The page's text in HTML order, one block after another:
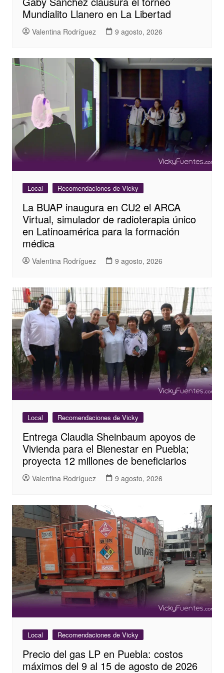
Mundialito Llanero en La Libertad
Valentina Rodríguez 9 agosto, 2026
Local Recomendaciones de Vicky
La BUAP inaugura en CU2 el ARCA
Virtual, simulador de radioterapia único
en Latinoamérica para la formación
médica
Valentina Rodríguez 9 agosto, 2026
Local Recomendaciones de Vicky
Entrega Claudia Sheinbaum apoyos de
Vivienda para el Bienestar en Puebla;
proyecta 12 millones de beneficiarios
Valentina Rodríguez 9 agosto, 2026
Local Recomendaciones de Vicky
Precio del gas LP en Puebla: costos
máximos del 9 al 15 de agosto de 2026